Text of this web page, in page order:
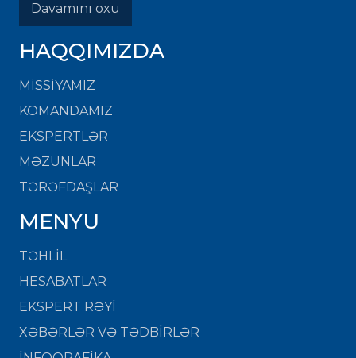
Davamını oxu
HAQQIMIZDA
MISSIYAMIZ
KOMANDAMIZ
EKSPERTLƏR
MƏZUNLAR
TƏRƏFDAŞLAR
MENYU
TƏHLİL
HESABATLAR
EKSPERT RƏYİ
XƏBƏRLƏR VƏ TƏDBİRLƏR